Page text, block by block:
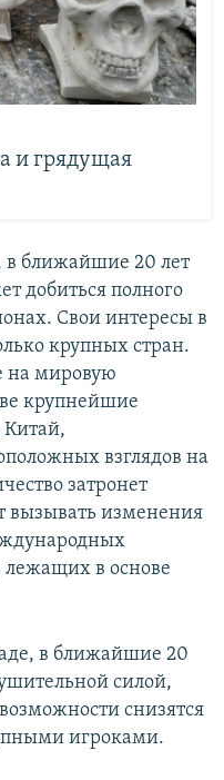
и грядущая
в ближайшие 20 лет
добиться полного
Свои интересы в
крупных стран.
на мировую
крупнейшие
взглядов на
затронет
вызывать изменения
в основе
в ближайшие 20
силой,
снизятся
игроками.